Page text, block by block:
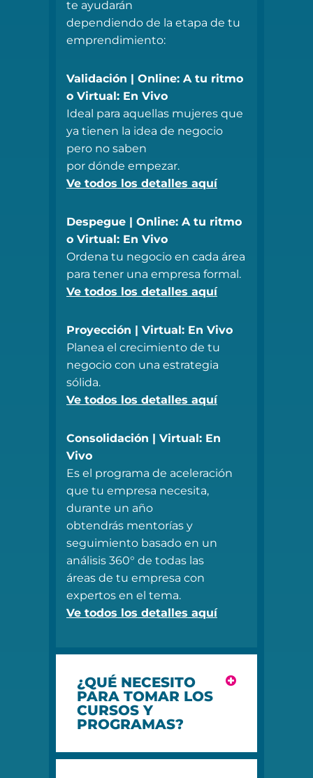
te ayudarán
dependiendo de la etapa de tu
emprendimiento:
Validación | Online: A tu ritmo
o Virtual: En Vivo
Ideal para aquellas mujeres que
ya tienen la idea de negocio
pero no saben
por dónde empezar.
Ve todos los detalles aquí
Despegue | Online: A tu ritmo
o Virtual: En Vivo
Ordena tu negocio en cada área
para tener una empresa formal.
Ve todos los detalles aquí
Proyección | Virtual: En Vivo
Planea el crecimiento de tu
negocio con una estrategia
sólida.
Ve todos los detalles aquí
Consolidación | Virtual: En
Vivo
Es el programa de aceleración
que tu empresa necesita,
durante un año
obtendrás mentorías y
seguimiento basado en un
análisis 360° de todas las
áreas de tu empresa con
expertos en el tema.
Ve todos los detalles aquí
¿QUÉ NECESITO
PARA TOMAR LOS
CURSOS Y
PROGRAMAS?